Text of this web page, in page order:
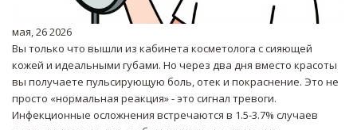
мая, 26 2026
Вы только что вышли из кабинета косметолога с сияющей
кожей и идеальными губами. Но через два дня вместо красоты
вы получаете пульсирующую боль, отек и покраснение. Это не
просто «нормальная реакция» - это сигнал тревоги.
Инфекционные осложнения встречаются в 1.5-3.7% случаев